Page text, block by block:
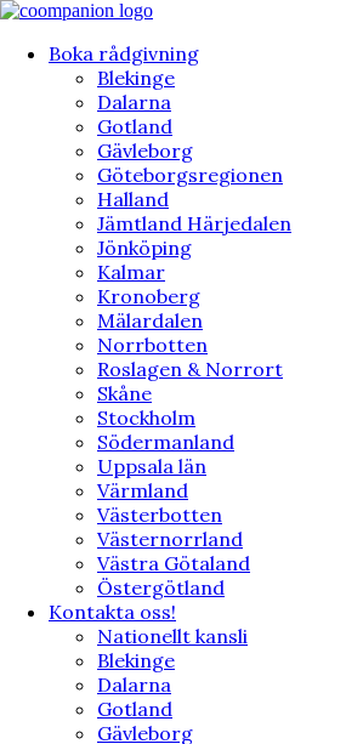
Hoppa
innehållBoka rådgivning
Blekinge
Dalarna
Gotland
Gävleborg
Göteborgsregionen
Halland
Jämtland Härjedalen
Jönköping
Kalmar
Kronoberg
Mälardalen
Norrbotten
Roslagen & Norrort
Skåne
Stockholm
Södermanland
Uppsala län
Värmland
Västerbotten
Västernorrland
Västra Götaland
Östergötland
Kontakta oss!
Nationellt kansli
Blekinge
Dalarna
Gotland
Gävleborg